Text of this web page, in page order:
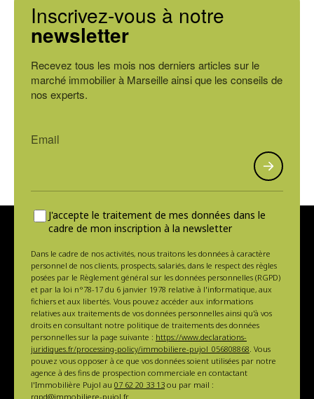
Inscrivez-vous à notre
newsletter
Recevez tous les mois nos derniers articles sur le
marché immobilier à Marseille ainsi que les conseils de
nos experts.
J'accepte le traitement de mes données dans le
cadre de mon inscription à la newsletter
Dans le cadre de nos activités, nous traitons les données à caractère
personnel de nos clients, prospects, salariés, dans le respect des règles
posées par le Règlement général sur les données personnelles (RGPD)
et par la loi n°78-17 du 6 janvier 1978 relative à l'informatique, aux
fichiers et aux libertés. Vous pouvez accéder aux informations
relatives aux traitements de vos données personnelles ainsi qu'à vos
droits en consultant notre politique de traitements des données
personnelles sur la page suivante : https://www.declarations-
juridiques.fr/processing-policy/immobiliere-pujol_056808868. Vous
pouvez vous opposer à ce que vos données soient utilisées par notre
agence à des fins de prospection commerciale en contactant
l'Immobilière Pujol au 07 62 20 33 13 ou par mail :
rgpd@immobiliere-pujol.fr